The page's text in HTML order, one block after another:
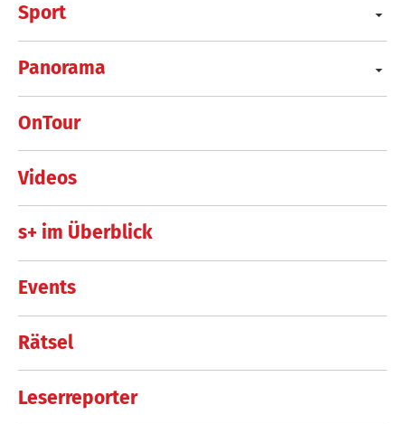
Sport
Panorama
OnTour
Videos
s+ im Überblick
Events
Rätsel
Leserreporter